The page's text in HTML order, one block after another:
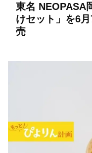
東名 NEOPASA
けセット」を6
売